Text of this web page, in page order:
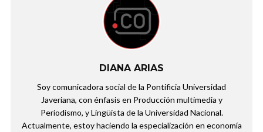
DIANA ARIAS
Soy comunicadora social de la Pontificia Universidad
Javeriana, con énfasis en Producción multimedia y
Periodismo, y Lingüista de la Universidad Nacional.
Actualmente, estoy haciendo la especialización en economía